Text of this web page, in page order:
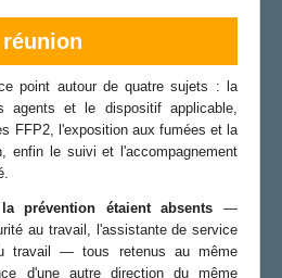
point autour de quatre sujets : la
agents et le dispositif applicable,
FFP2, l'exposition aux fumées et la
enfin le suivi et l'accompagnement
prévention étaient absents —
au travail, l'assistante de service
travail — tous retenus au même
d'une autre direction du même